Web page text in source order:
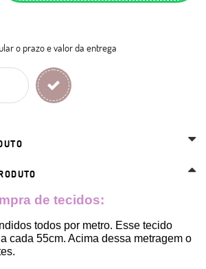
o prazo e valor da entrega
de tecidos:
todos por metro. Esse tecido
cada 55cm. Acima dessa metragem o